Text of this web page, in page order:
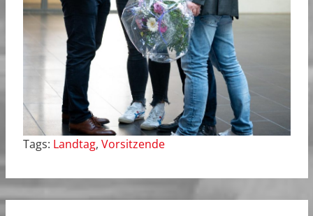
Tags: Landtag, Vorsitzende